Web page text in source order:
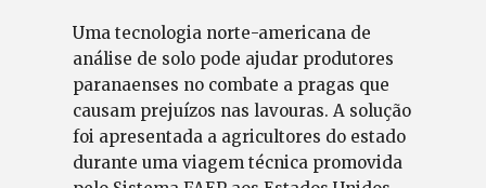
Uma tecnologia norte-americana de
análise de solo pode ajudar produtores
paranaenses no combate a pragas que
causam prejuízos nas lavouras. A solução
foi apresentada a agricultores do estado
durante uma viagem técnica promovida